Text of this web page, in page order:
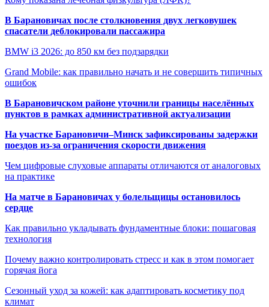
В Барановичах после столкновения двух легковушек
спасатели деблокировали пассажира
BMW i3 2026: до 850 км без подзарядки
Grand Mobile: как правильно начать и не совершить типичных
ошибок
В Барановичском районе уточнили границы населённых
пунктов в рамках административной актуализации
На участке Барановичи–Минск зафиксированы задержки
поездов из-за ограничения скорости движения
Чем цифровые слуховые аппараты отличаются от аналоговых
на практике
На матче в Барановичах у болельщицы остановилось
сердце
Как правильно укладывать фундаментные блоки: пошаговая
технология
Почему важно контролировать стресс и как в этом помогает
горячая йога
Сезонный уход за кожей: как адаптировать косметику под
климат